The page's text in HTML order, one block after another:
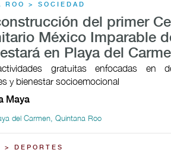
ROO > SOCIEDAD
del primer
México Imparable
en Playa del
gratuitas enfocadas en
y bienestar socioemocional
Maya
del Carmen, Quintana Roo
> DEPORTES